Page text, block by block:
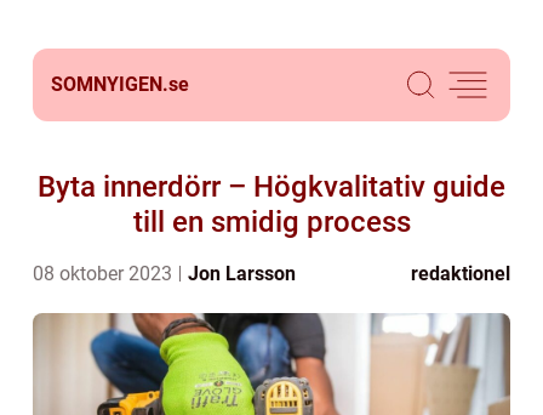
SOMNYIGEN.se
Byta innerdörr – Högkvalitativ guide
till en smidig process
08 oktober 2023 Jon Larsson redaktionel